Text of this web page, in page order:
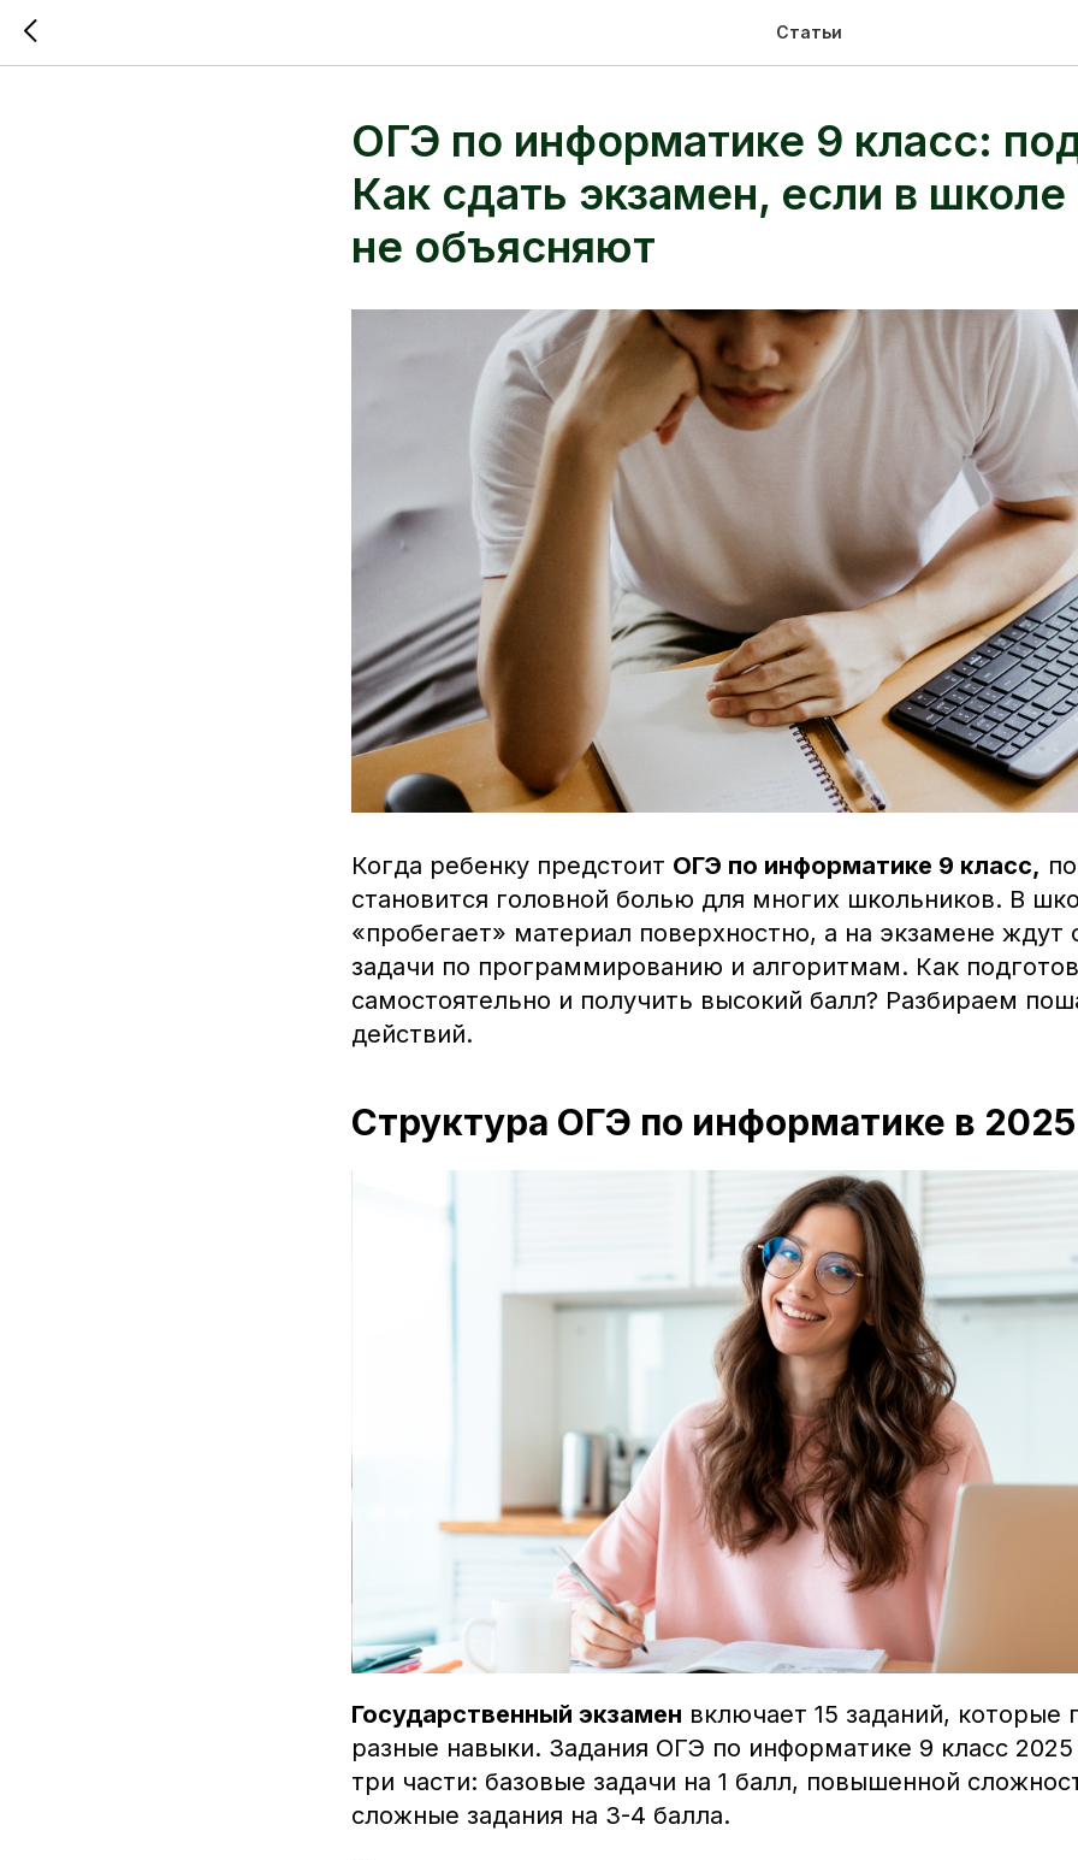
Статьи
ОГЭ по информатике 9 класс:
Как сдать экзамен, если в школе
не объясняют
Когда ребенку предстоит ОГЭ по информатике 9 класс,
становится головной болью для многих школьников. В
«пробегает» материал поверхностно, а на экзамене ждут
задачи по программированию и алгоритмам. Как
самостоятельно и получить высокий балл? Разбираем
действий.
Структура ОГЭ по информатике в 2025
Государственный экзамен включает 15 заданий, которые
разные навыки. Задания ОГЭ по информатике 9 класс
три части: базовые задачи на 1 балл, повышенной
сложные задания на 3-4 балла.